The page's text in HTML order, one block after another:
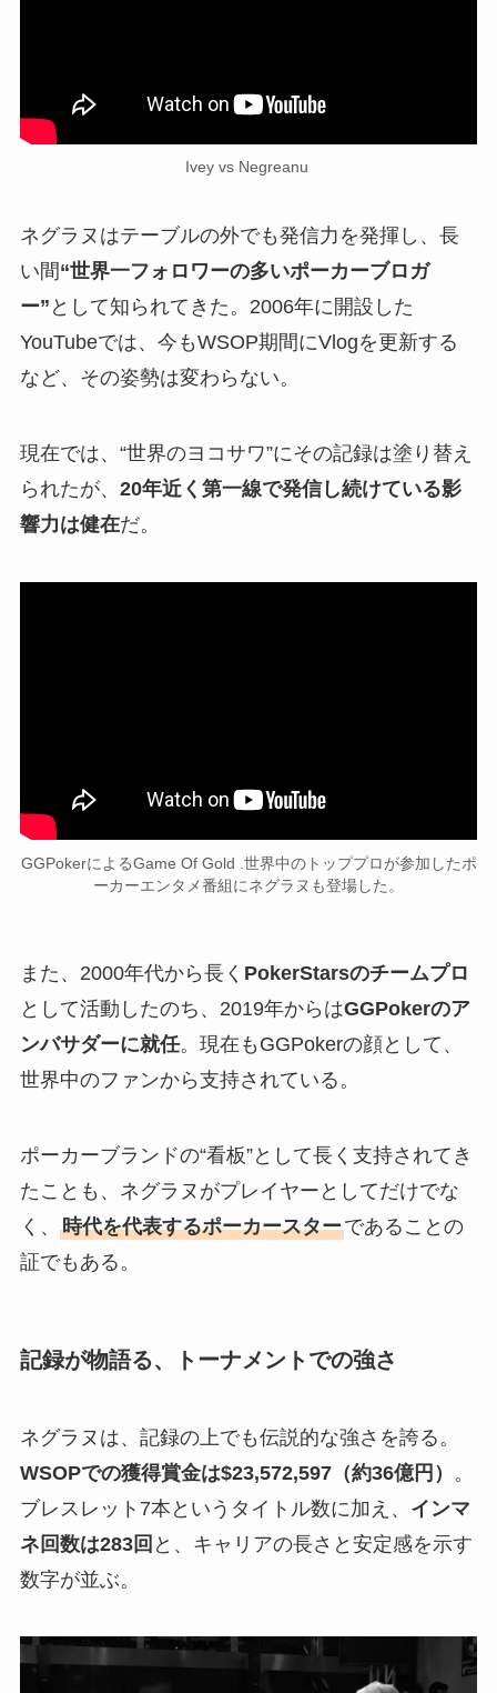
Ivey vs Negreanu
ネグラヌはテーブルの外でも発信力を発揮し、長
い間“世界一フォロワーの多いポーカーブロガ
ー” として知られてきた。2006年に開設した
YouTubeでは、今もWSOP期間にVlogを更新する
など、その姿勢は変わらない。
現在では、“世界のヨコサワ”にその記録は塗り替え
られたが、 20年近く第一線で発信し続けている影
響力は健在だ。
GGPokerによるGame Of Gold .世界中のトッププロが参加したポ
ーカーエンタメ番組にネグラヌも登場した。
また、2000年代から長く PokerStarsのチームプロ
として活動したのち、2019年からはGGPokerのア
ンバサダーに就任。現在もGGPokerの顔として、
世界中のファンから支持されている。
ポーカーブランドの“看板”として長く支持されてき
たことも、ネグラヌがプレイヤーとしてだけでな
く、 時代を代表するポーカースターであることの
証でもある。
記録が物語る、トーナメントでの強さ
ネグラヌは、記録の上でも伝説的な強さを誇る。
WSOPでの獲得賞金は$23,572,597（約36億円）
。
ブレスレット7本というタイトル数に加え、 インマ
ネ回数は283回 と、キャリアの長さと安定感を示す
数字が並ぶ。